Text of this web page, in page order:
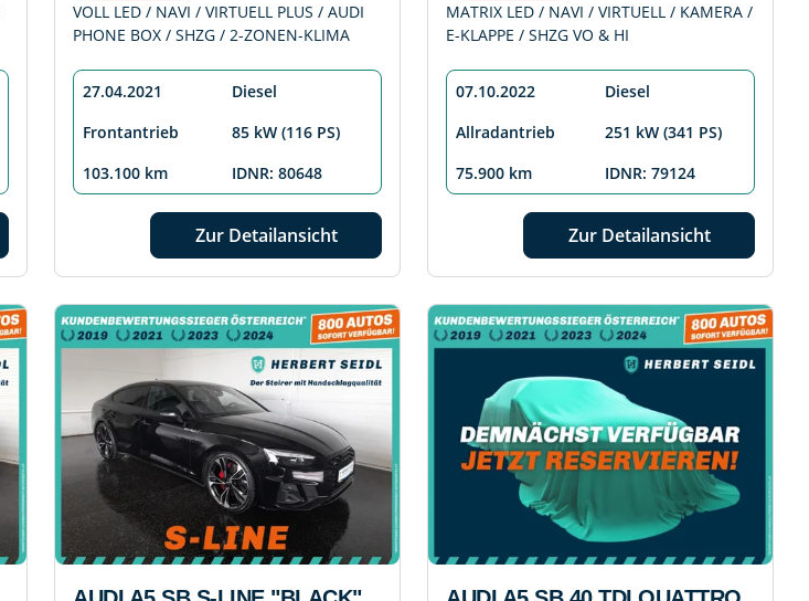
VOLL LED / NAVI / VIRTUELL PLUS / AUDI
PHONE BOX / SHZG / 2-ZONEN-KLIMA
27.04.2021
Diesel
Frontantrieb
85 kW (116 PS)
103.100 km
IDNR: 80648
Zur Detailansicht
MATRIX LED / NAVI / VIRTUELL / KAMERA /
E-KLAPPE / SHZG VO & HI
07.10.2022
Diesel
Allradantrieb
251 kW (341 PS)
75.900 km
IDNR: 79124
Zur Detailansicht